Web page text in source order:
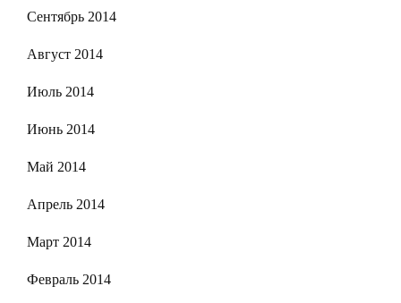
Сентябрь 2014
Август 2014
Июль 2014
Июнь 2014
Май 2014
Апрель 2014
Март 2014
Февраль 2014